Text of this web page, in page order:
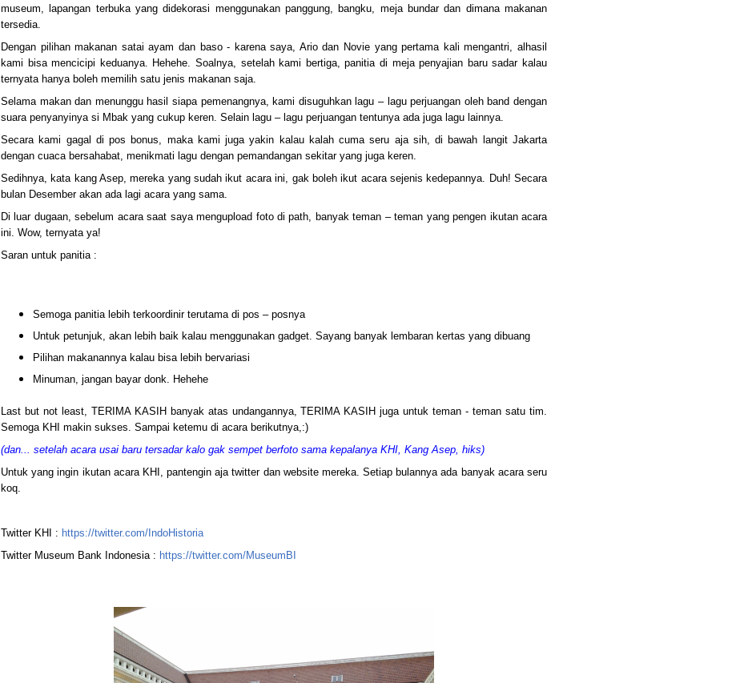
museum, lapangan terbuka yang didekorasi menggunakan panggung, bangku, meja bundar dan dimana makanan
tersedia.
Dengan pilihan makanan satai ayam dan baso - karena saya, Ario dan Novie yang pertama kali mengantri, alhasil
kami bisa mencicipi keduanya. Hehehe. Soalnya, setelah kami bertiga, panitia di meja penyajian baru sadar kalau
ternyata hanya boleh memilih satu jenis makanan saja.
Selama makan dan menunggu hasil siapa pemenangnya, kami disuguhkan lagu – lagu perjuangan oleh band dengan
suara penyanyinya si Mbak yang cukup keren. Selain lagu – lagu perjuangan tentunya ada juga lagu lainnya.
Secara kami gagal di pos bonus, maka kami juga yakin kalau kalah cuma seru aja sih, di bawah langit Jakarta
dengan cuaca bersahabat, menikmati lagu dengan pemandangan sekitar yang juga keren.
Sedihnya, kata kang Asep, mereka yang sudah ikut acara ini, gak boleh ikut acara sejenis kedepannya. Duh! Secara
bulan Desember akan ada lagi acara yang sama.
Di luar dugaan, sebelum acara saat saya mengupload foto di path, banyak teman – teman yang pengen ikutan acara
ini. Wow, ternyata ya!
Saran untuk panitia :
Semoga panitia lebih terkoordinir terutama di pos – posnya
Untuk petunjuk, akan lebih baik kalau menggunakan gadget. Sayang banyak lembaran kertas yang dibuang
Pilihan makanannya kalau bisa lebih bervariasi
Minuman, jangan bayar donk. Hehehe
Last but not least, TERIMA KASIH banyak atas undangannya, TERIMA KASIH juga untuk teman - teman satu tim.
Semoga KHI makin sukses. Sampai ketemu di acara berikutnya,:)
(dan... setelah acara usai baru tersadar kalo gak sempet berfoto sama kepalanya KHI, Kang Asep, hiks)
Untuk yang ingin ikutan acara KHI, pantengin aja twitter dan website mereka. Setiap bulannya ada banyak acara seru
koq.
Twitter KHI : https://twitter.com/IndoHistoria
Twitter Museum Bank Indonesia : https://twitter.com/MuseumBI